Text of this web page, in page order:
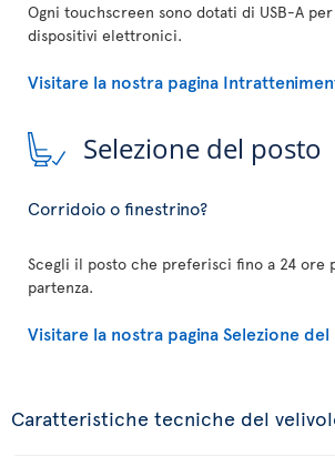
Ogni touchscreen sono dotati di USB-A
dispositivi elettronici.
Visitare la nostra pagina
Selezione del posto
Corridoio o finestrino?
Scegli il posto che preferisci fino a 24 ore
partenza.
Visitare la nostra pagina Selezione
Caratteristiche tecniche del